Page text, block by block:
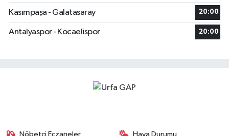
Kasımpaşa - Galatasaray 20:00
Antalyaspor - Kocaelispor 20:00
Nöbetçi Eczaneler Hava Durumu